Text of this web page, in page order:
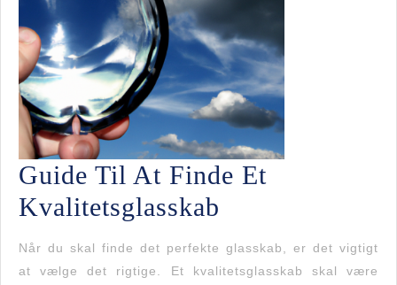
Guide Til At Finde Et
Kvalitetsglasskab
Til
At
Når du skal finde det perfekte glasskab, er det vigtigt
at vælge det rigtige. Et kvalitetsglasskab skal være